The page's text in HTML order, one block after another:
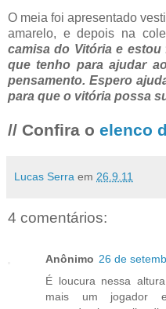
O meia foi apresentado
amarelo, e depois na
camisa do Vitória e
que tenho para ajudar
pensamento. Espero
para que o vitória possa
// Confira o elenco
Lucas Serra em 26.9.11
4 comentários:
Anônimo 26 de
É loucura nessa
mais um jogador